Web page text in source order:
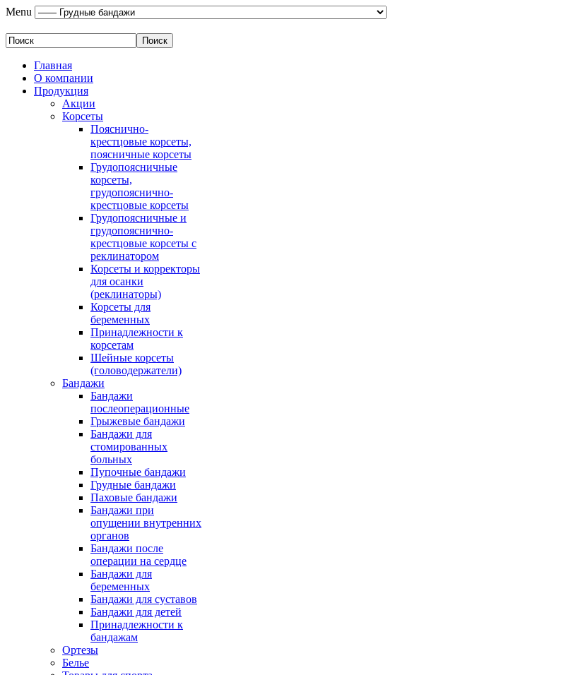
Menu
Главная
О компании
Продукция
Акции
Корсеты
Пояснично-
крестцовые корсеты,
поясничные корсеты
Грудопоясничные
корсеты,
грудопояснично-
крестцовые корсеты
Грудопоясничные и
грудопояснично-
крестцовые корсеты с
реклинатором
Корсеты и корректоры
для осанки
(реклинаторы)
Корсеты для
беременных
Принадлежности к
корсетам
Шейные корсеты
(головодержатели)
Бандажи
Бандажи
послеоперационные
Грыжевые бандажи
Бандажи для
стомированных
больных
Пупочные бандажи
Грудные бандажи
Паховые бандажи
Бандажи при
опущении внутренних
органов
Бандажи после
операции на сердце
Бандажи для
беременных
Бандажи для суставов
Бандажи для детей
Принадлежности к
бандажам
Ортезы
Белье